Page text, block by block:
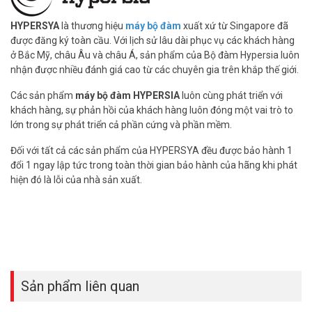
(028) 35 166 166 – (028) 3962 5555 – (024) 6256 1111 – (024)
3273 6666để được hỗ trợ giá tốt nhất.
Tham khảo các kênh thông tin khác tại Vuhoangtelecom:
– Facebook:
https://www.facebook.com/vuhoangtelecom/
– Youtube:https://www.youtube.com/c/VuhoangTVChannel
– Google Plus:https://plus.google.com/u/0/+VuhoangTelecom46
HYPERSYAlà thương hiệu máy bộ đàm xuất xứ từ Singapore đã
được đăng ký toàn cầu. Với lịch sử lâu dài phục vụ các khách hàng
ở Bắc Mỹ, châu Âu và châu Á, sản phẩm của Bộ đàm Hypersia luôn
nhận được nhiều đánh giá cao từ các chuyên gia trên khắp thế giới.
Các sản phẩm máy bộ đàm HYPERSIAluôn cùng phát triển với
khách hàng, sự phản hồi của khách hàng luôn đóng một vai trò to
lớn trong sự phát triển cả phần cứng và phần mềm.
Đối với tất cả các sản phẩm của HYPERSYA đều được bảo hành 1
đổi 1 ngay lập tức trong toàn thời gian bảo hành của hãng khi phát
hiện đó là lỗi của nhà sản xuất.
Sản phẩm liên quan